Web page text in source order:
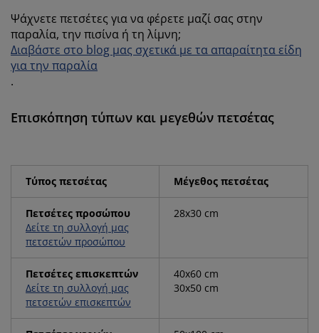
Ψάχνετε πετσέτες για να φέρετε μαζί σας στην
παραλία, την πισίνα ή τη λίμνη;
Διαβάστε στο blog μας σχετικά με τα απαραίτητα είδη
για την παραλία
.
Επισκόπηση τύπων και μεγεθών πετσέτας
Τύπος πετσέτας Μέγεθος πετσέτας
Πετσέτες προσώπου
Δείτε τη συλλογή μας
πετσετών προσώπου
28x30 cm
Πετσέτες επισκεπτών
Δείτε τη συλλογή μας
πετσετών επισκεπτών
40x60 cm
30x50 cm